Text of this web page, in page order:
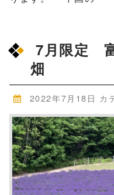
7月限定
畑
2022年7月18日 カ